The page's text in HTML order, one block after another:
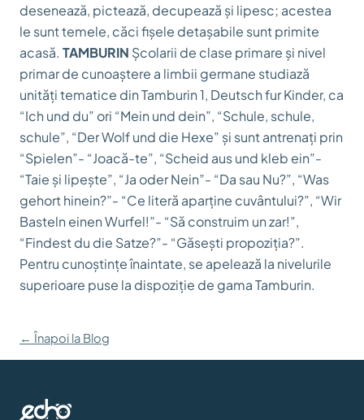
desenează, pictează, decupează și lipesc; acestea
le sunt temele, căci fișele detașabile sunt primite
acasă. TAMBURIN Școlarii de clase primare și nivel
primar de cunoaștere a limbii germane studiază
unități tematice din Tamburin 1, Deutsch fur Kinder, ca
“Ich und du” ori “Mein und dein”, “Schule, schule,
schule”, “Der Wolf und die Hexe” și sunt antrenați prin
“Spielen”- “Joacă-te”, “Scheid aus und kleb ein”-
“Taie și lipește”, “Ja oder Nein”- “Da sau Nu?”, “Was
gehort hinein?”- “Ce literă aparține cuvântului?”, “Wir
Basteln einen Wurfel!”- “Să construim un zar!”,
“Findest du die Satze?”- “Găsești propoziția?”.
Pentru cunoștințe înaintate, se apelează la nivelurile
superioare puse la dispoziție de gama Tamburin.
← Înapoi la Blog